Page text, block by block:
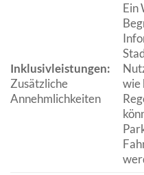
Inklusivleistungen:
Zusätzliche
Annehmlichkeiten
Ein
wie